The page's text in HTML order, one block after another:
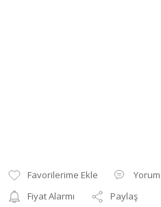
Fiyat Alarmı
Paylaş